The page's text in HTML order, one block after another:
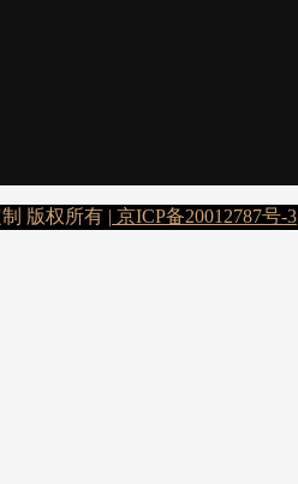
版权所有 | 京ICP备20012787号-3